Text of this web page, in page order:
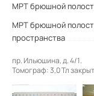
МРТ брюшной
МРТ брюшной
пространства
пр. Ильюшина, д. 4/1.
Томограф: 3,0 Тл